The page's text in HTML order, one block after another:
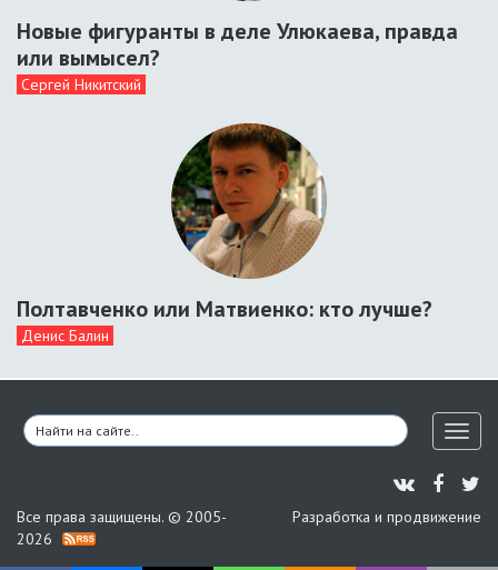
Новые фигуранты в деле Улюкаева, правда
или вымысел?
Сергей Никитский
Полтавченко или Матвиенко: кто лучше?
Денис Балин
Все права защищены. © 2005-
2026
Разработка и продвижение